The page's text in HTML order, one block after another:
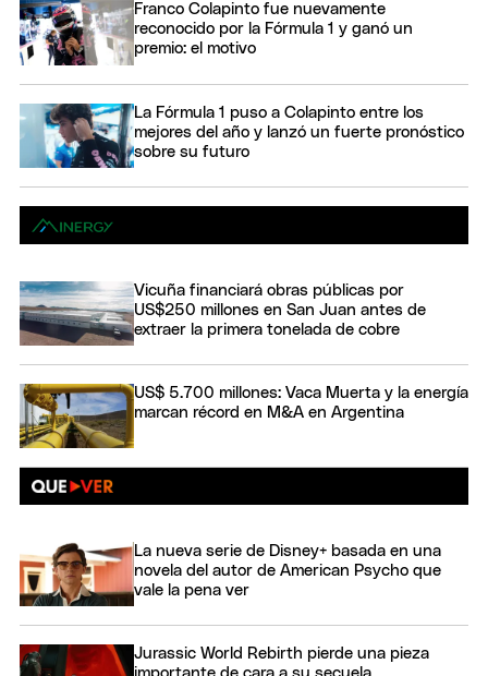
Franco Colapinto fue nuevamente
reconocido por la Fórmula 1 y ganó un
premio: el motivo
La Fórmula 1 puso a Colapinto entre los
mejores del año y lanzó un fuerte pronóstico
sobre su futuro
Vicuña financiará obras públicas por
US$250 millones en San Juan antes de
extraer la primera tonelada de cobre
US$ 5.700 millones: Vaca Muerta y la energía
marcan récord en M&A en Argentina
La nueva serie de Disney+ basada en una
novela del autor de American Psycho que
vale la pena ver
Jurassic World Rebirth pierde una pieza